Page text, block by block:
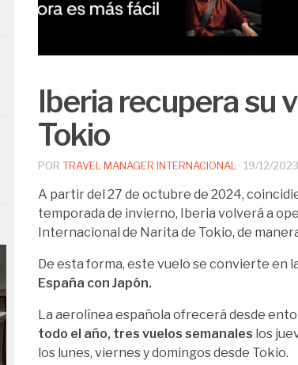
Iberia recupera su
Tokio
POR TRAVEL MANAGER INTERNACIONAL · 19/12/2023
A partir del 27 de octubre de 2024,
temporada de invierno, Iberia volverá a
Internacional de Narita de Tokio, de
De esta forma, este vuelo se convierte en
España con Japón.
La aerolínea española ofrecerá desde
todo el año, tres vuelos semanales los
los lunes, viernes y domingos desde Tokio.